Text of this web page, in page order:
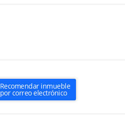
Recomendar inmueble
por correo electrónico